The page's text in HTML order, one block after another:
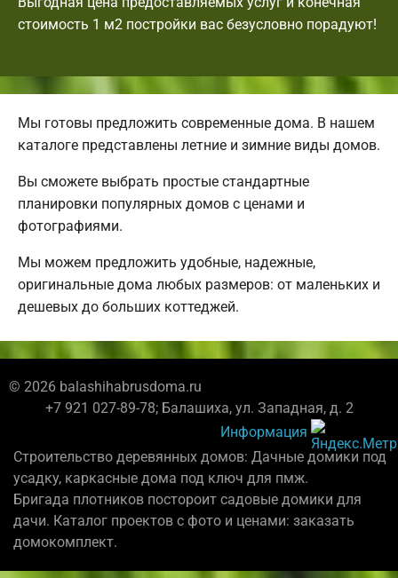
стоимость 1 м2 постройки вас безусловно порадуют!
Мы готовы предложить современные дома. В нашем
каталоге представлены летние и зимние виды домов.
Вы сможете выбрать простые стандартные
планировки популярных домов с ценами и
фотографиями.
Мы можем предложить удобные, надежные,
оригинальные дома любых размеров: от маленьких и
дешевых до больших коттеджей.
© 2026 balashihabrusdoma.ru
+7 921 027-89-78; Балашиха, ул. Западная, д. 2
Информация
Строительство деревянных домов: Дачные домики под
усадку, каркасные дома под ключ для пмж.
Бригада плотников постороит садовые домики для
дачи. Каталог проектов с фото и ценами: заказать
домокомплект.